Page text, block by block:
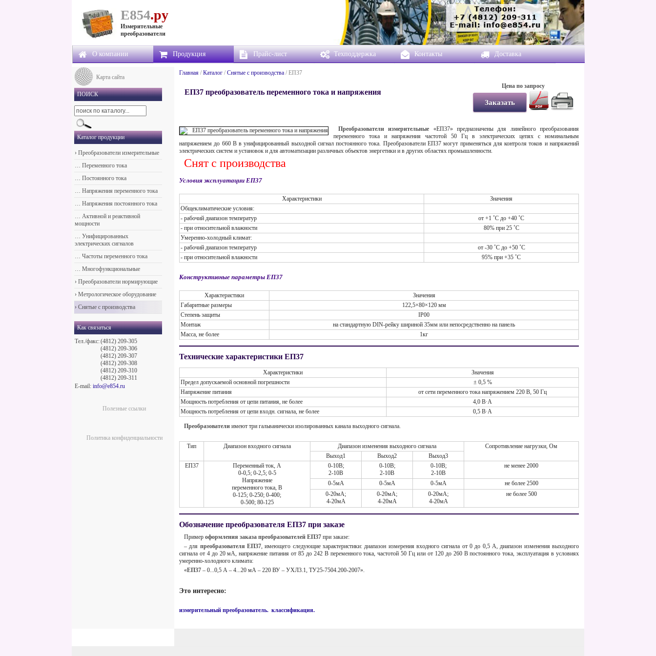
Е854.ру
Измерительные
преобразователи
О компании Продукция Прайс-лист Техподдержка Контакты Доставка
Главная / Каталог / Снятые с производства / ЕП37
ЕП37 преобразователь переменного тока и напряжения
Цена по запросу
Преобразователи измерительные «ЕП37» предназначены для линейного преобразования
переменного тока и напряжения частотой 50 Гц в электрических цепях с номинальным
напряжением до 660 В в унифицированный выходной сигнал постоянного тока. Преобразователи ЕП37 могут применяться для контроля токов и напряжений
электрических систем и установок и для автоматизации различных объектов энергетики и в других областях промышленности.
Снят с производства
Условия эксплуатации ЕП37
Характеристики
Значения
Общеклиматические условия:
- рабочий диапазон температур
от +1 ˚С до +40 ˚С
- при относительной влажности
80% при 25 ˚С
Умеренно-холодный климат:
- рабочий диапазон температур
от -30 ˚С до +50 ˚С
- при относительной влажности
95% при +35 ˚С
Конструктивные параметры ЕП37
Характеристики
Значения
Габаритные размеры
122,5×80×120 мм
Степень защиты
IP00
Монтаж
на стандартную DIN-рейку шириной 35мм или непосредственно на панель
Масса, не более
1кг
Технические характеристики ЕП37
Характеристики
Значения
Предел допускаемой основной погрешности
± 0,5 %
Напряжение питания
от сети переменного тока напряжением 220 В, 50 Гц
Мощность потребления от цепи питания, не более
4,0 В·А
Мощность потребления от цепи входн. сигнала, не более
0,5 В·А
Преобразователи имеют три гальванически изолированных канала выходного сигнала.
Тип Диапазон входного сигнала Диапазон изменения выходного сигнала
Сопротивление нагрузки, Ом
Выход1
Выход2
Выход3
ЕП37
Переменный ток, А
0-0,5; 0-2,5; 0-5
Напряжение
переменного тока, В
0-125; 0-250; 0-400;
0-500; 80-125
0-10В;
2-10В
0-10В;
2-10В
0-10В;
2-10В
не менее 2000
0-5мА 0-5мА 0-5мА
не более 2500
0-20мА;
4-20мА
0-20мА;
4-20мА
0-20мА;
4-20мА
не более 500
Обозначение преобразователя ЕП37 при заказе
Пример оформления заказа преобразователей ЕП37 при заказе:
– для преобразователя ЕП37, имеющего следующие характеристики: диапазон измерения входного сигнала от 0 до 0,5 А, диапазон изменения выходного
сигнала от 4 до 20 мА, напряжение питания от 85 до 242 В переменного тока, частотой 50 Гц или от 120 до 260 В постоянного тока, эксплуатация в условиях
умеренно-холодного климата:
«ЕП37 – 0...0,5 А – 4...20 мА – 220 ВУ – УХЛ3.1, ТУ25-7504.200-2007».
Это интересно:
измерительный преобразователь. классификация.
Карта сайта
ПОИСК
Каталог продукции
› Преобразователи измерительные
… Переменного тока
… Постоянного тока
… Напряжения переменного тока
… Напряжения постоянного тока
… Активной и реактивной
мощности
… Унифицированных
электрических сигналов
… Частоты переменного тока
… Многофункциональные
› Преобразователи нормирующие
› Метрологическое оборудование
› Снятые с производства
Как связаться
Тел./факс:(4812) 209-305
(4812) 209-306
(4812) 209-307
(4812) 209-308
(4812) 209-310
(4812) 209-311
E-mail: info@e854.ru
Полезные ссылки
Политика конфиденциальности